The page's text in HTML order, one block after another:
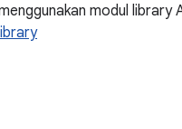
modul library